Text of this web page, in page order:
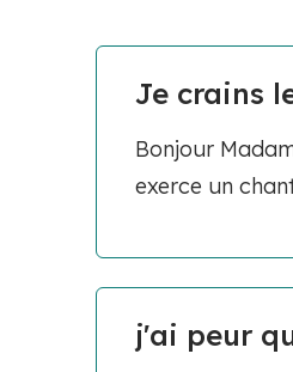
Je crains
Bonjour
exerce un
j'ai peur